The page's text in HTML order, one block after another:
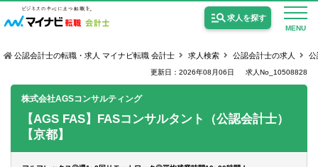
MENU
求人を探す
監査法人の求人
公認会計士の転職・求人 マイナビ転職 会計士 求人検索 公認会計士の求人 公
更新日：2026年08月06日 求人No_10508828
株式会社AGSコンサルティング
【AGS FAS】FASコンサルタント（公認会計士）
【京都】